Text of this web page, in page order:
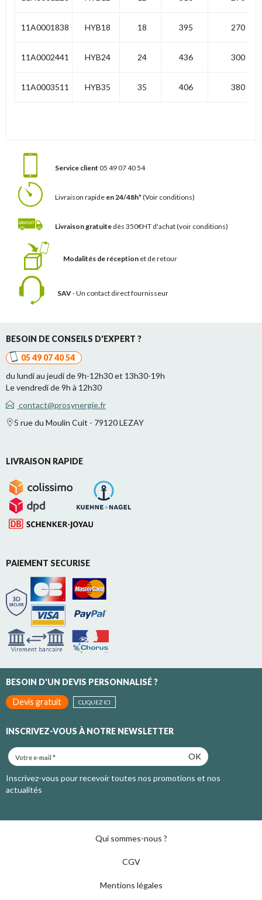
11A0001838 HYB18 18 395 270
11A0002441 HYB24 24 436 300
11A0003511 HYB35 35 406 380
Service client 05 49 07 40 54
Livraison rapide en 24/48h*(Voir conditions)
Livraison gratuite dès 350€HT d'achat(voir conditions)
Modalités de réception et de retour
SAV- Un contact direct fournisseur
BESOIN DE CONSEILS D'EXPERT ?
05 49 07 40 54
du lundi au jeudi de 9h-12h30 et 13h30-19h
Le vendredi de 9h à 12h30
contact@prosynergie.fr
5 rue du Moulin Cuit - 79120 LEZAY
LIVRAISON RAPIDE
PAIEMENT SECURISE
BESOIN D'UN DEVIS PERSONNALISÉ ?
Devis gratuit
CLIQUEZ ICI
INSCRIVEZ-VOUS À NOTRE NEWSLETTER
OK
Inscrivez-vous pour recevoir toutes nos promotions et nos
actualités
Qui sommes-nous ?
CGV
Mentions légales